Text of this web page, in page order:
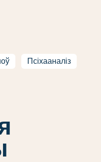
Псіхааналіз